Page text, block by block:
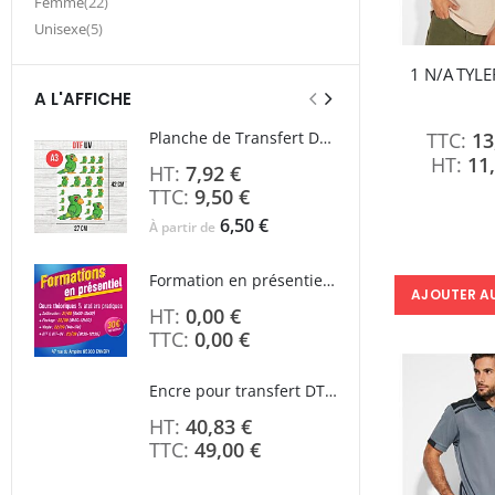
1 N/A
AJOUTER
Unisexe 5article
A L'AFFICHE
Planche de Transfert DTF UV - Format A3 - 27 x 42 cm
9,50 €
7,92 €
À partir de 6,50 €
Formation en présentiel (demi-journée)
0,00 €
0,00 €
Encre pour transfert DTF - 2eme Génération - Blanc - 1L
49,00 €
40,83 €
Rating:
0%